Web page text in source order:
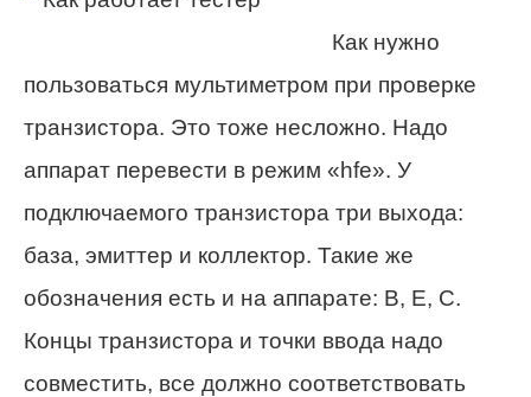
Как нужно
пользоваться мультиметром при проверке
транзистора. Это тоже несложно. Надо
аппарат перевести в режим «hfe». У
подключаемого транзистора три выхода:
база, эмиттер и коллектор. Такие же
обозначения есть и на аппарате: B, E, С.
Концы транзистора и точки ввода надо
совместить, все должно соответствовать